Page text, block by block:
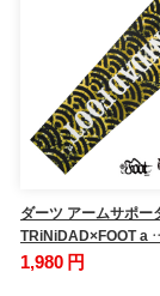
ダーツ アームサポー
TRiNiDAD×FOOT a
1,980 円